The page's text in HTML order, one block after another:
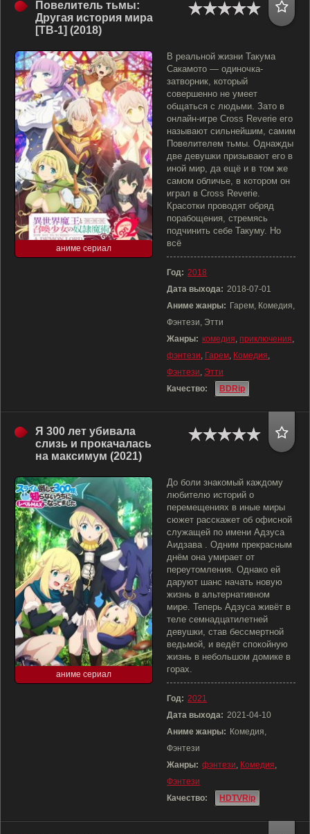
Повелитель тьмы:
Другая история мира
[ТВ-1] (2018)
аниме сериал
В реальной жизни Такума
Сакамото — одиночка-
затворник, который
совершенно не умеет
общаться с людьми. Зато в
онлайн-игре Cross Reverie его
называют сильнейшим, самим
Повелителем тьмы. Однажды
две девушки призывают его в
иной мир, да ещё и в том же
самом обличье, в котором он
играл в Cross Reverie.
Красотки проводят обряд
порабощения, стремясь
подчинить себе Такуму. Но
всё
Год: 2018
Дата выхода: 2018-07-01
Аниме жанры: Гарем, Комедия,
Фэнтези, Этти
Жанры: комедия, приключения,
фэнтези, Гарем, Комедия,
Фэнтези, Этти
Качество:
BDRip
Я 300 лет убивала
слизь и прокачалась
на максимум (2021)
аниме сериал
До боли знакомый каждому
любителю историй о
перемещениях в иные миры
сюжет расскажет об офисной
служащей по имени Адзуса
Аидзава . Одним прекрасным
днём она умирает от
переутомления. Однако ей
даруют шанс начать новую
жизнь в альтернативном
мире. Теперь Адзуса живёт в
теле семнадцатилетней
девушки, став бессмертной
ведьмой, и ведёт спокойную
жизнь в небольшом домике в
горах.
Год: 2021
Дата выхода: 2021-04-10
Аниме жанры: Комедия,
Фэнтези
Жанры: фэнтези, Комедия,
Фэнтези
Качество:
HDTVRip